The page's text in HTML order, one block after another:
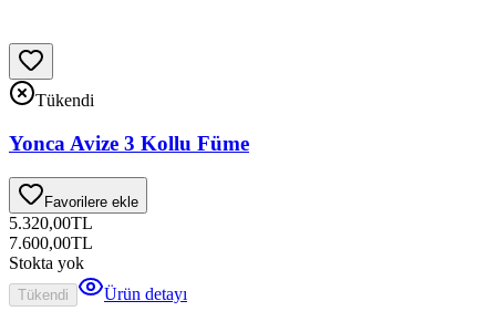
Tükendi
Yonca Avize 3 Kollu Füme
Favorilere ekle
5.320,00TL
7.600,00TL
Stokta yok
Tükendi Ürün detayı